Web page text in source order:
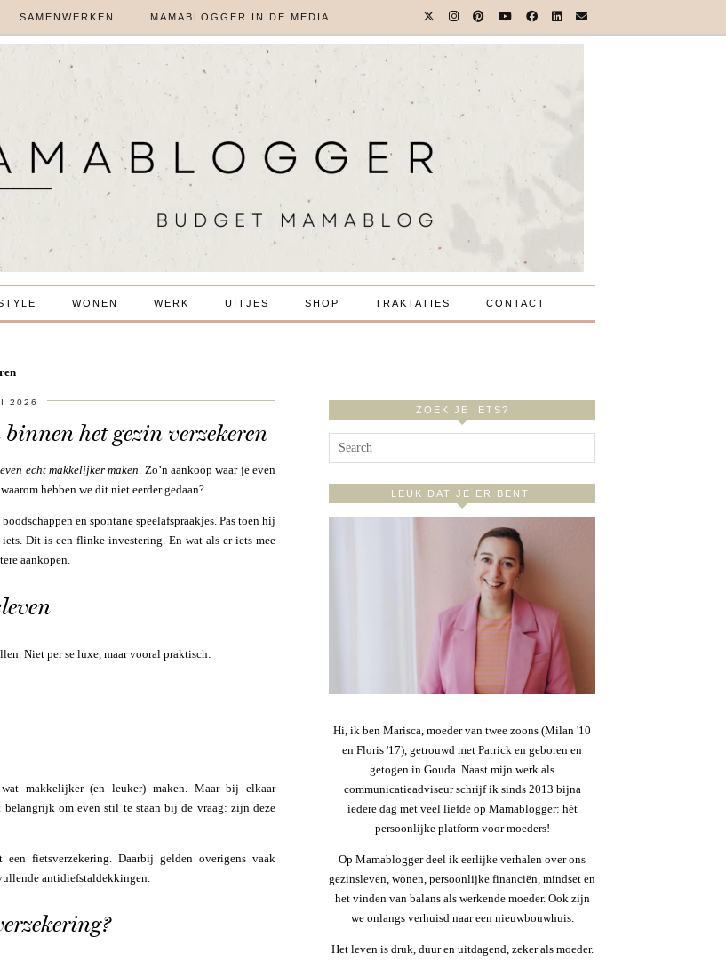
SAMENWERKEN MAMABLOGGER IN DE MEDIA
WONEN WERK UITJES SHOP TRAKTATIES CONTACT
2026
het gezin verzekeren
echt makkelijker maken. Zo’n aankoop waar je even
hebben we dit niet eerder gedaan?
en spontane speelafspraakjes. Pas toen hij
Dit is een flinke investering. En wat als er iets mee
aankopen.
Niet per se luxe, maar vooral praktisch:
makkelijker (en leuker) maken. Maar bij elkaar
belangrijk om even stil te staan bij de vraag: zijn deze
fietsverzekering. Daarbij gelden overigens vaak
antidiefstaldekkingen.
ZOEK JE IETS?
LEUK DAT JE ER BENT!
Hi, ik ben Marisca, moeder van twee zoons (Milan '10
en Floris '17), getrouwd met Patrick en geboren en
getogen in Gouda. Naast mijn werk als
communicatieadviseur schrijf ik sinds 2013 bijna
iedere dag met veel liefde op Mamablogger: hét
persoonlijke platform voor moeders!
Op Mamablogger deel ik eerlijke verhalen over ons
gezinsleven, wonen, persoonlijke financiën, mindset en
het vinden van balans als werkende moeder. Ook zijn
we onlangs verhuisd naar een nieuwbouwhuis.
Het leven is druk, duur en uitdagend, zeker als moeder.